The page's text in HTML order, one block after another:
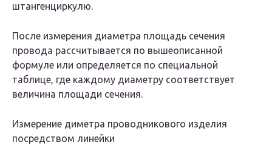
штангенциркулю.
После измерения диаметра площадь сечения
провода рассчитывается по вышеописанной
формуле или определяется по специальной
таблице, где каждому диаметру соответствует
величина площади сечения.
Измерение диметра проводникового изделия
посредством линейки